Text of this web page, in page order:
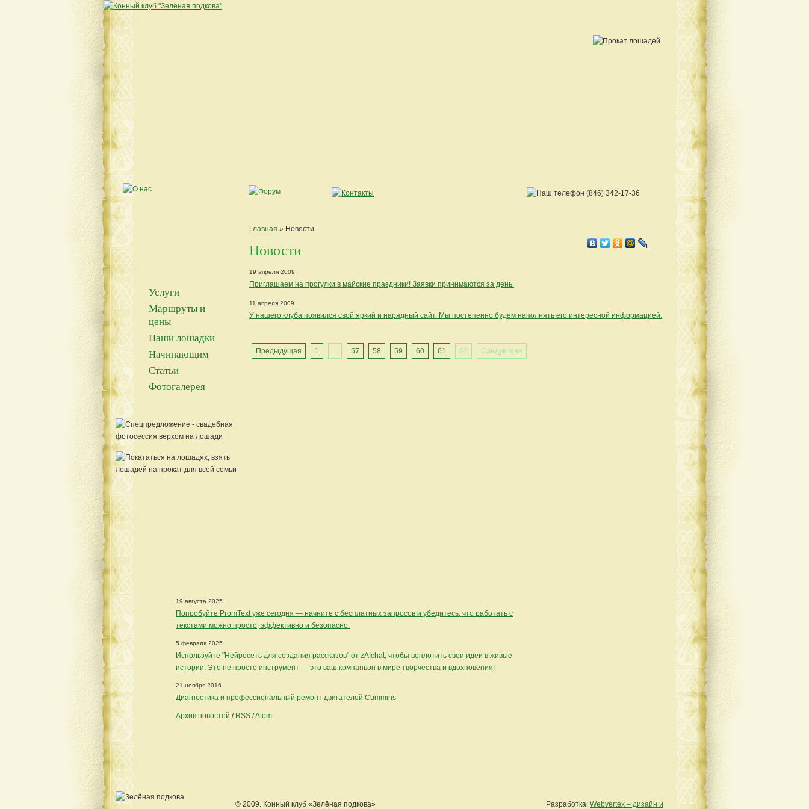
Услуги
Маршруты и
цены
Наши лошадки
Начинающим
Статьи
Фотогалерея
Главная » Новости
Новости
19 апреля 2009
Приглашаем на прогулки в майские праздники! Заявки принимаются за день.
11 апреля 2009
У нашего клуба появился свой яркий и нарядный сайт. Мы постепенно будем наполнять его интересной информацией.
Предыдущая 1 ... 57 58 59 60 61 62 Следующая
19 августа 2025
Попробуйте PromText уже сегодня — начните с бесплатных запросов и убедитесь, что работать с
текстами можно просто, эффективно и безопасно.
5 февраля 2025
Используйте "Нейросеть для создания рассказов" от zAIchat, чтобы воплотить свои идеи в живые
истории. Это не просто инструмент — это ваш компаньон в мире творчества и вдохновения!
21 ноября 2016
Диагностика и профессиональный ремонт двигателей Cummins
Архив новостей / RSS /Atom
Разработка: Webvertex – дизайн и
© 2009. Конный клуб «Зелёная подкова»